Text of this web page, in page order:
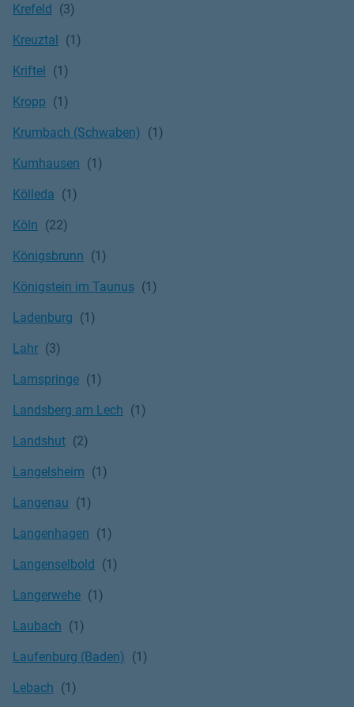
Krefeld
Kreuztal
Kriftel
Kropp
Krumbach (Schwaben)
Kumhausen
Kölleda
Köln
Königsbrunn
Königstein im Taunus
Ladenburg
Lahr
Lamspringe
Landsberg am Lech
Landshut
Langelsheim
Langenau
Langenhagen
Langenselbold
Langerwehe
Laubach
Laufenburg (Baden)
Lebach